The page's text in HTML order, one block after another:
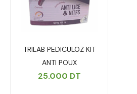
TRILAB PEDICULOZ KIT
ANTI POUX
25.000 DT